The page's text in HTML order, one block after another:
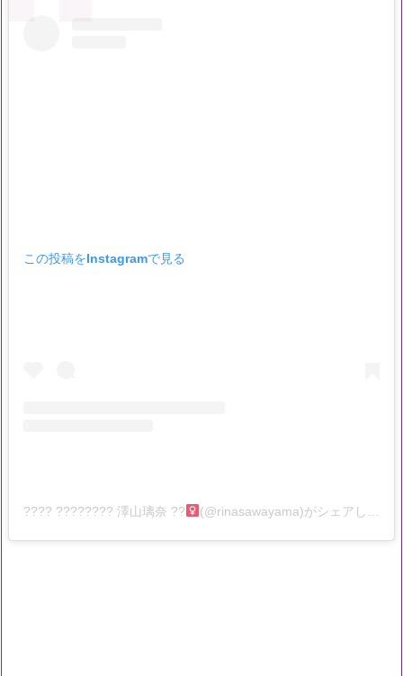
この投稿をInstagramで見る
???? ???????? 澤山璃奈 ??‍ (@rinasawayama)がシェアした投稿